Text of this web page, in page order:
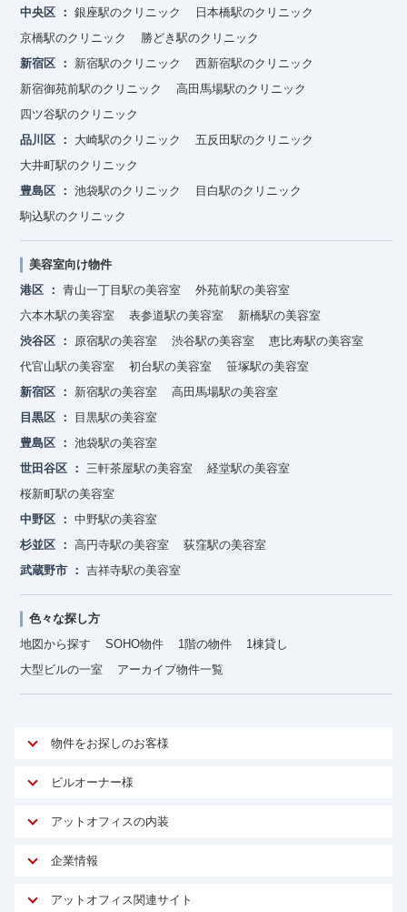
中央区
銀座駅のクリニック
日本橋駅のクリニック
京橋駅のクリニック
勝どき駅のクリニック
新宿区
新宿駅のクリニック
西新宿駅のクリニック
新宿御苑前駅のクリニック
高田馬場駅のクリニック
四ツ谷駅のクリニック
品川区
大崎駅のクリニック
五反田駅のクリニック
大井町駅のクリニック
豊島区
池袋駅のクリニック
目白駅のクリニック
駒込駅のクリニック
美容室向け物件
港区
青山一丁目駅の美容室
外苑前駅の美容室
六本木駅の美容室
表参道駅の美容室
新橋駅の美容室
渋谷区
原宿駅の美容室 渋谷駅の美容室
恵比寿駅の美容室
代官山駅の美容室
初台駅の美容室
笹塚駅の美容室
新宿区
新宿駅の美容室
高田馬場駅の美容室
目黒区
目黒駅の美容室
豊島区
池袋駅の美容室
世田谷区
三軒茶屋駅の美容室
経堂駅の美容室
桜新町駅の美容室
中野区
中野駅の美容室
杉並区
高円寺駅の美容室
荻窪駅の美容室
武蔵野市
吉祥寺駅の美容室
色々な探し方
地図から探す
SOHO物件 1階の物件
1棟貸し
大型ビルの一室
アーカイブ物件一覧
物件をお探しのお客様
アットオフィスが選ばれる理由
ご契約者様インタビュー
オフィスお役立ちコラム
ビルオーナー様
オーナー様向けサービス
マイソク作成
物件情報から成約賃料を予測
アットオフィスの内装
サービス内容
内装に関するよくある質問
企業情報
アットオフィス関連サイト